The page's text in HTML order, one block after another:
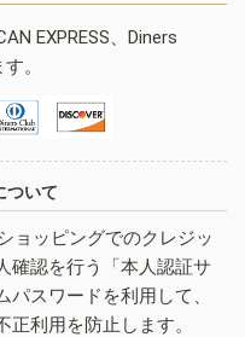
EXPRESS、Diners
。
ついて
ョッピングでのクレジッ
確認を行う「本人認証サ
スワードを利用して、
利用を防止します。